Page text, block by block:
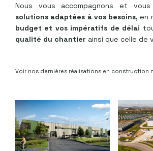
Nous vous accompagnons et
solutions adaptées à vos besoins, en
budget et vos impératifs de délai
qualité du chantier ainsi que celle de
Voir nos dernières réalisations en construction